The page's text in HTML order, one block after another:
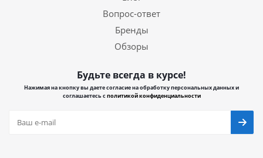
Вопрос-ответ
Бренды
Обзоры
Будьте всегда в курсе!
Нажимая на кнопку вы даете согласие на обработку персональных данных и
соглашаетесь сполитикой конфиденциальности